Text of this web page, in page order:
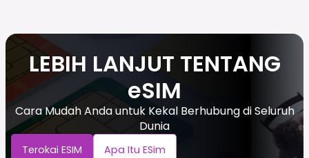
LEBIH LANJUT TENTANG
eSIM
Cara Mudah Anda untuk Kekal Berhubung di Seluruh
Dunia
Terokai ESIM Apa Itu ESim